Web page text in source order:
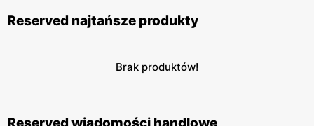
Reserved najtańsze produkty
Brak produktów!